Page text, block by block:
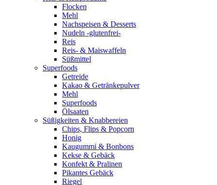
Flocken
Mehl
Nachspeisen & Desserts
Nudeln -glutenfrei-
Reis
Reis- & Maiswaffeln
Süßmittel
Superfoods
Getreide
Kakao & Getränkepulver
Mehl
Superfoods
Ölsaaten
Süßigkeiten & Knabbereien
Chips, Flips & Popcorn
Honig
Kaugummi & Bonbons
Kekse & Gebäck
Konfekt & Pralinen
Pikantes Gebäck
Riegel